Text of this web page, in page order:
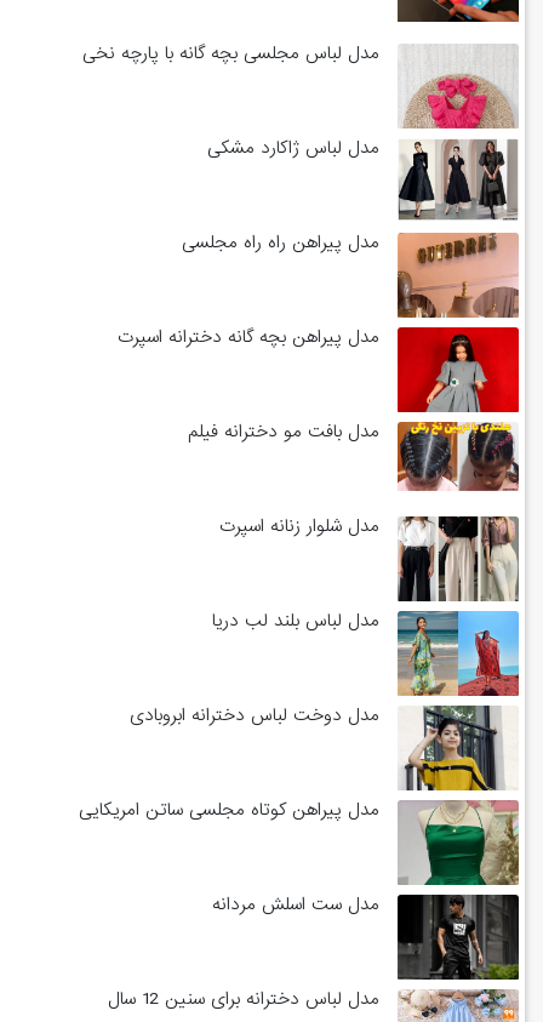
مدل لباس مجلسی بچه گانه با پارچه نخی
مدل لباس ژاکارد مشکی
مدل پیراهن راه راه مجلسی
مدل پیراهن بچه گانه دخترانه اسپرت
مدل بافت مو دخترانه فیلم
مدل شلوار زنانه اسپرت
مدل لباس بلند لب دریا
مدل دوخت لباس دخترانه ابروبادی
مدل پیراهن کوتاه مجلسی ساتن امریکایی
مدل ست اسلش مردانه
مدل لباس دخترانه برای سنین 12 سال